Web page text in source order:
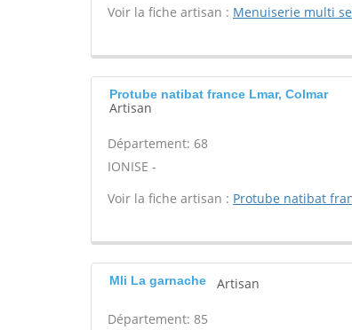
Voir la fiche artisan : Menuiserie multi
Protube natibat france Lmar, Colmar
Artisan
Département: 68
IONISE -
Voir la fiche artisan : Protube natibat
Mli La garnache Artisan
Département: 85